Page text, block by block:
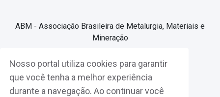
Nosso portal utiliza cookies para garantir
que você tenha a melhor experiência
durante a navegação. Ao continuar você
ABM - Associação Brasileira de Metalurgia, Materiais e
Mineração
Associe-se